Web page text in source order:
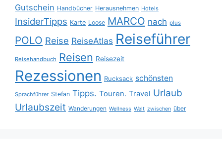
Gutschein Handbücher Herausnehmen Hotels
InsiderTipps Karte Loose MARCO nach plus
POLO Reise ReiseAtlas Reiseführer
Reisehandbuch Reisen Reisezeit
Rezessionen Rucksack schönsten
Sprachführer Stefan Tipps. Touren. Travel Urlaub
Urlaubszeit Wanderungen Wellness Welt zwischen über